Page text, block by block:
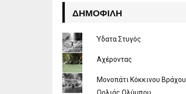
ΔΗΜΟΦΙΛΉ
Ύδατα Στυγός
Αχέροντας
Μονοπάτι Κόκκινου Βράχου